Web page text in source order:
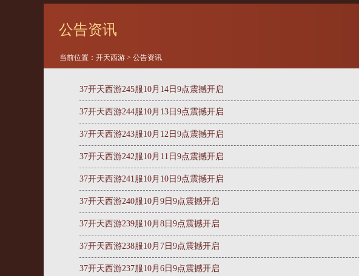
公告资讯
当前位置： 开天西游 > 公告资讯
37开天西游245服10月14日9点震撼开启
37开天西游244服10月13日9点震撼开启
37开天西游243服10月12日9点震撼开启
37开天西游242服10月11日9点震撼开启
37开天西游241服10月10日9点震撼开启
37开天西游240服10月9日9点震撼开启
37开天西游239服10月8日9点震撼开启
37开天西游238服10月7日9点震撼开启
37开天西游237服10月6日9点震撼开启